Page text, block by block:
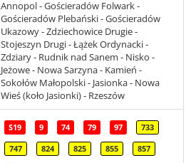
Annopol - Gościeradów Folwark -
Gościeradów Plebański - Gościeradów
Ukazowy - Zdziechowice Drugie -
Stojeszyn Drugi - Łążek Ordynacki -
Zdziary - Rudnik nad Sanem - Nisko -
Jeżowe - Nowa Sarzyna - Kamień -
Sokołów Małopolski - Jasionka - Nowa
Wieś (koło Jasionki) - Rzeszów
S19 9 74 79 97 733
747 824 825 855 857